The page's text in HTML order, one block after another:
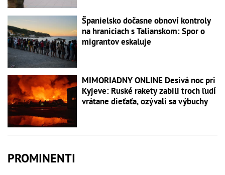
Španielsko dočasne obnoví kontroly
na hraniciach s Talianskom: Spor o
migrantov eskaluje
MIMORIADNY ONLINE Desivá noc pri
Kyjeve: Ruské rakety zabili troch ľudí
vrátane dieťaťa, ozývali sa výbuchy
PROMINENTI